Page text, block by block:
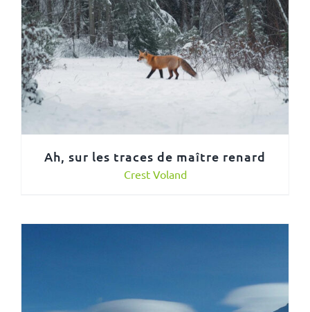
Ah, sur les traces de maître renard
Crest Voland